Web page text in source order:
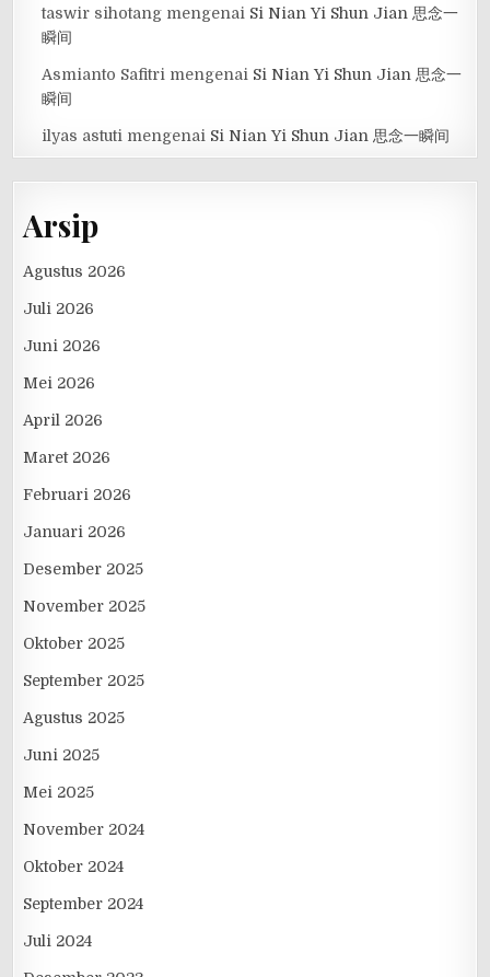
taswir sihotang mengenai Si Nian Yi Shun Jian 思念一
瞬间
Asmianto Safitri mengenai Si Nian Yi Shun Jian 思念一
瞬间
ilyas astuti mengenai Si Nian Yi Shun Jian 思念一瞬间
Arsip
Agustus 2026
Juli 2026
Juni 2026
Mei 2026
April 2026
Maret 2026
Februari 2026
Januari 2026
Desember 2025
November 2025
Oktober 2025
September 2025
Agustus 2025
Juni 2025
Mei 2025
November 2024
Oktober 2024
September 2024
Juli 2024